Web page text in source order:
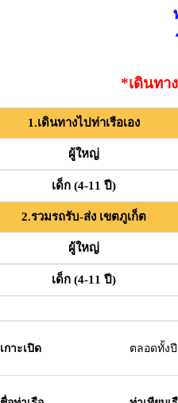
*เดินทา
1.เดินทางไปท่าเรือเอง
ผู้ใหญ่
เด็ก (4-11 ปี)
2.รวมรถรับ-ส่ง เขตภูเก็ต
ผู้ใหญ่
เด็ก (4-11 ปี)
เกาะเปิด ตลอดทั้งปี